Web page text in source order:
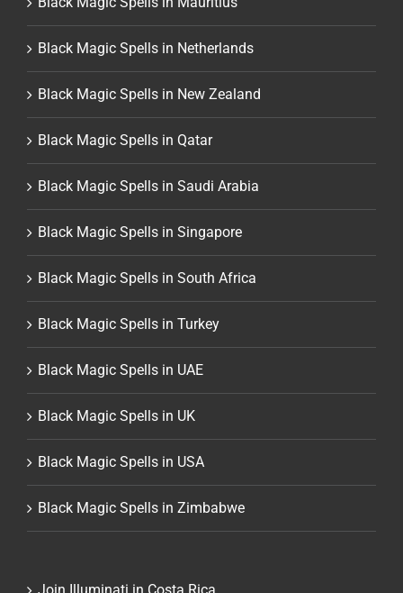
Black Magic Spells in Netherlands
Black Magic Spells in New Zealand
Black Magic Spells in Qatar
Black Magic Spells in Saudi Arabia
Black Magic Spells in Singapore
Black Magic Spells in South Africa
Black Magic Spells in Turkey
Black Magic Spells in UAE
Black Magic Spells in UK
Black Magic Spells in USA
Black Magic Spells in Zimbabwe
Join Illuminati in Costa Rica